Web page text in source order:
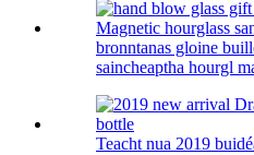
bronntanas gloine
saincheaptha hourgl
Teacht nua 2019